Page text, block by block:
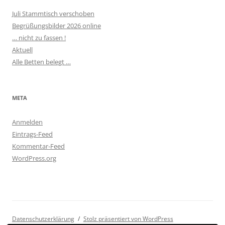
Juli Stammtisch verschoben
Begrüßungsbilder 2026 online
… nicht zu fassen !
Aktuell
Alle Betten belegt …
META
Anmelden
Eintrags-Feed
Kommentar-Feed
WordPress.org
Datenschutzerklärung Stolz präsentiert von WordPress